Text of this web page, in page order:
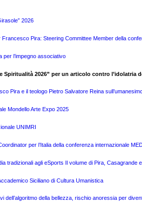
2026
Pira: Steering Committee Member della
l’impegno associativo
Spiritualità 2026” per un articolo contro l’idolatria
Pira e il teologo Pietro Salvatore Reina
Mondello Arte Expo 2025
UNIMRI
per l’Italia della conferenza internazionale
tradizionali agli eSports Il volume di Pira, Casagrande
Siciliano di Cultura Umanistica
dell’algoritmo della bellezza, rischio anoressia per